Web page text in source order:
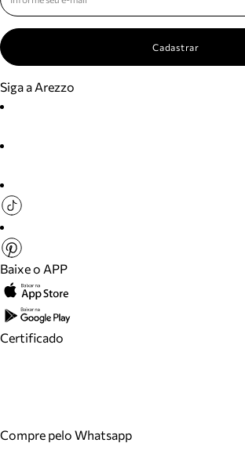
Cadastrar
Siga a Arezzo
Baixe o APP
Certificado
Compre pelo Whatsapp